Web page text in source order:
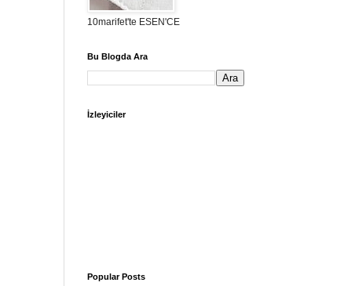
10marifet'te ESEN'CE
Bu Blogda Ara
İzleyiciler
Popular Posts